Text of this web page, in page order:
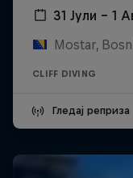
31 Јули – 1
Mostar,
CLIFF DIVING
Гледај реприза